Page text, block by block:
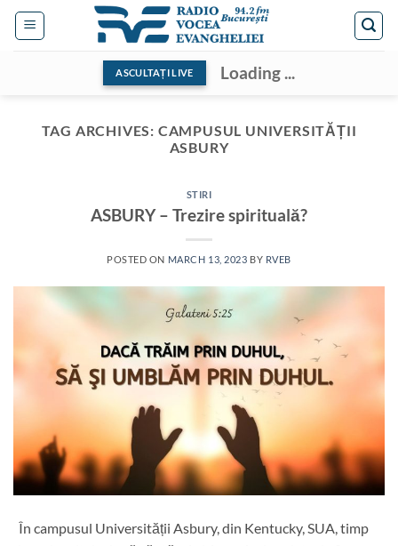
Skip
ASCULTAȚI LIVE Loading ...
TAG ARCHIVES: CAMPUSUL UNIVERSITĂȚII
ASBURY
STIRI
ASBURY – Trezire spirituală?
POSTED ON MARCH 13, 2023 BY RVEB
În campusul Universității Asbury, din Kentucky, SUA, timp